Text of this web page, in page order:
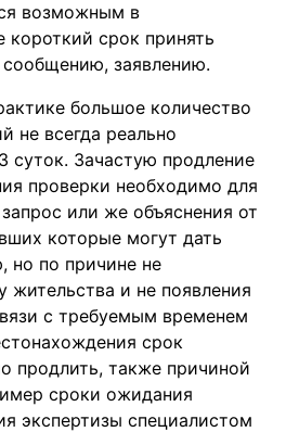
возможным в
короткий срок принять
заявлению.
большое количество
не всегда реально
суток. Зачастую продление
проверки необходимо для
или же объяснения от
которые могут дать
по причине не
жительства и не появления
с требуемым временем
срок
продлить, также причиной
сроки ожидания
экспертизы специалистом